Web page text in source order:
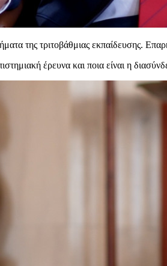
της τριτοβάθμιας εκπαίδευσης.
έρευνα και ποια είναι η